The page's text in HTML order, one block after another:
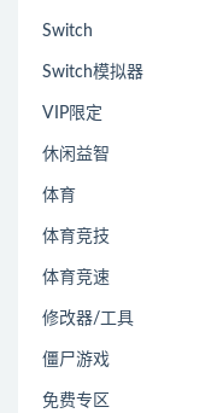
Switch
Switch模拟器
VIP限定
休闲益智
体育
体育竞技
体育竞速
修改器/工具
僵尸游戏
免费专区